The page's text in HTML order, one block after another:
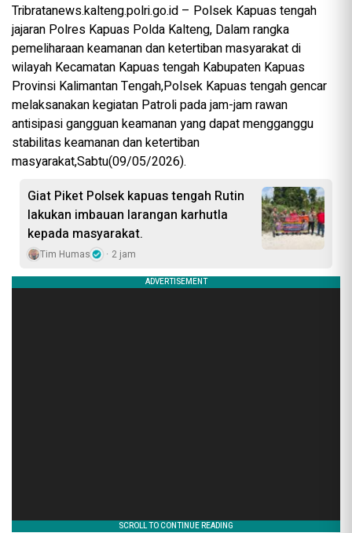
Tribratanews.kalteng.polri.go.id – Polsek Kapuas tengah
jajaran Polres Kapuas Polda Kalteng, Dalam rangka
pemeliharaan keamanan dan ketertiban masyarakat di
wilayah Kecamatan Kapuas tengah Kabupaten Kapuas
Provinsi Kalimantan Tengah,Polsek Kapuas tengah gencar
melaksanakan kegiatan Patroli pada jam-jam rawan
antisipasi gangguan keamanan yang dapat mengganggu
stabilitas keamanan dan ketertiban
masyarakat,Sabtu(09/05/2026).
Giat Piket Polsek kapuas tengah Rutin
lakukan imbauan larangan karhutla
kepada masyarakat.
Tim Humas 2 jam